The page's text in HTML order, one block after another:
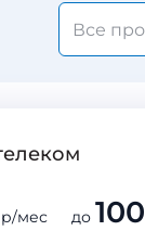
р/мес до 100